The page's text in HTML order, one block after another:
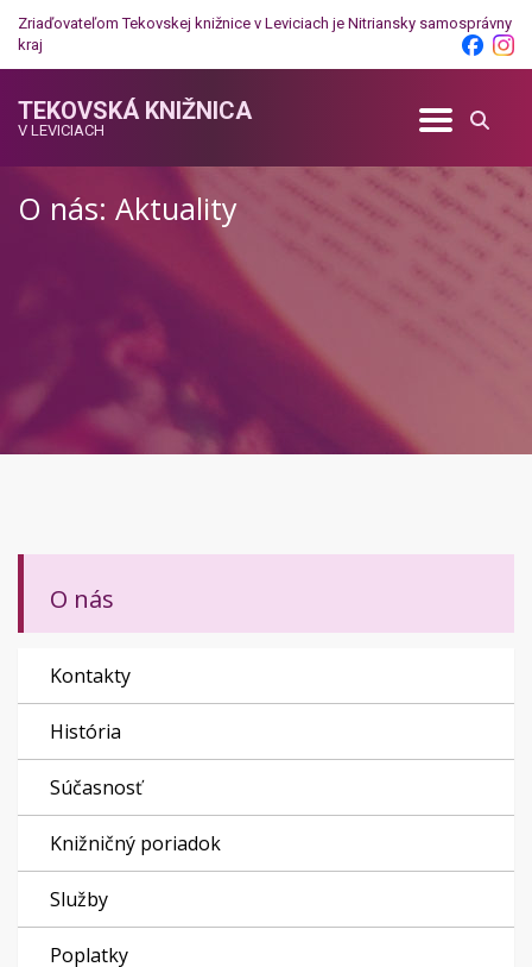
Zriaďovateľom Tekovskej knižnice v Leviciach je Nitriansky samosprávny
kraj
TEKOVSKÁ KNIŽNICA
V LEVICIACH
O nás: Aktuality
O nás
Kontakty
História
Súčasnosť
Knižničný poriadok
Služby
Poplatky